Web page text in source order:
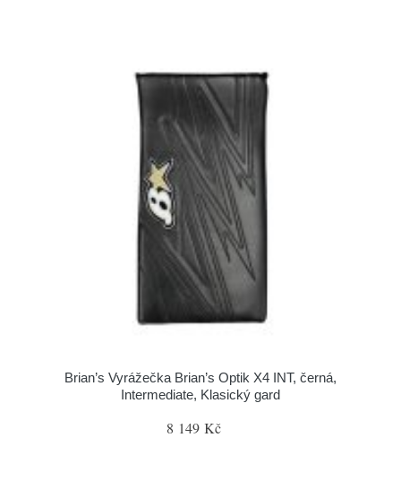
Brian’s Vyrážečka Brian’s Optik X4 INT, černá,
Intermediate, Klasický gard
8 149 Kč